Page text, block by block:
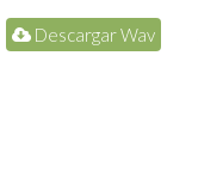
Descargar Wav